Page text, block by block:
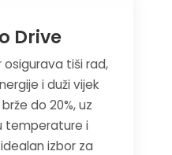
Drive
osigurava tiši rad,
i duži vijek
do 20%, uz
temperature i
izbor za